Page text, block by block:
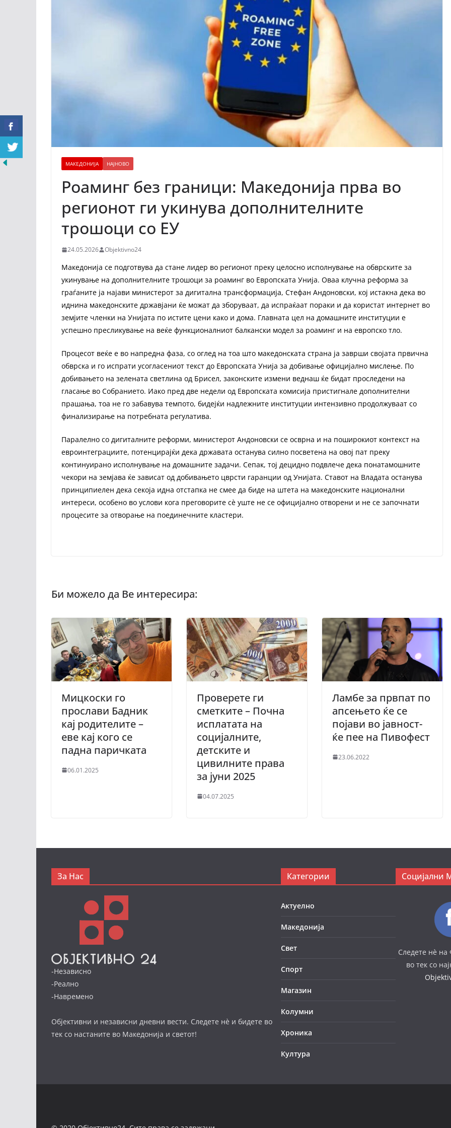
МАКЕДОНИЈА НАЈНОВО
Роаминг без граници: Македонија прва во
регионот ги укинува дополнителните
трошоци со ЕУ
24.05.2026 Objektivno24
Македонија се подготвува да стане лидер во регионот преку целосно исполнување на обврските за
укинување на дополнителните трошоци за роаминг во Европската Унија. Оваа клучна реформа за
граѓаните ја најави министерот за дигитална трансформација, Стефан Андоновски, кој истакна дека во
иднина македонските државјани ќе можат да зборуваат, да испраќаат пораки и да користат интернет во
земјите членки на Унијата по истите цени како и дома. Главната цел на домашните институции е
успешно пресликување на веќе функционалниот балкански модел за роаминг и на европско тло.
Процесот веќе е во напредна фаза, со оглед на тоа што македонската страна ја заврши својата првична
обврска и го испрати усогласениот текст до Европската Унија за добивање официјално мислење. По
добивањето на зелената светлина од Брисел, законските измени веднаш ќе бидат проследени на
гласање во Собранието. Иако пред две недели од Европската комисија пристигнале дополнителни
прашања, тоа не го забавува темпото, бидејќи надлежните институции интензивно продолжуваат со
финализирање на потребната регулатива.
Паралелно со дигиталните реформи, министерот Андоновски се осврна и на поширокиот контекст на
евроинтеграциите, потенцирајќи дека државата останува силно посветена на овој пат преку
континуирано исполнување на домашните задачи. Сепак, тој децидно подвлече дека понатамошните
чекори на земјава ќе зависат од добивањето цврсти гаранции од Унијата. Ставот на Владата останува
принципиелен дека секоја идна отстапка не смее да биде на штета на македонските национални
интереси, особено во услови кога преговорите сè уште не се официјално отворени и не се започнати
процесите за отворање на поединечните кластери.
Мицкоски го
прослави Бадник
кај родителите –
еве кај кого се
падна паричката
06.01.2025
Проверете ги
сметките – Почна
исплатата на
социјалните,
детските и
цивилните права
за јуни 2025
04.07.2025
Ламбе за првпат по
апсењето ќе се
појави во јавност-
ќе пее на Пивофест
23.06.2022
За Нас
-Независно
-Реално
-Навремено
Објективни и независни дневни вести. Следете нè и бидете во
тек со настаните во Македонија и светот!
Категории
Актуелно
Македонија
Свет
Спорт
Магазин
Колумни
Хроника
Култура
Социјални
Следете нè на
во тек со